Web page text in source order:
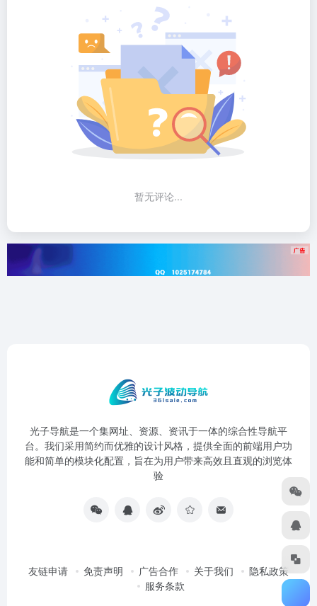
暂无评论...
光子导航是一个集网址、资源、资讯于一体的综合性导航平
台。我们采用简约而优雅的设计风格，提供全面的前端用户功
能和简单的模块化配置，旨在为用户带来高效且直观的浏览体
验
友链申请 免责声明 广告合作 关于我们
隐私政策
服务条款